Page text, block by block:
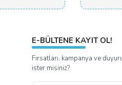
E-BÜLTENE KAYIT OL!
Fırsatları, kampanya ve
ister misiniz?